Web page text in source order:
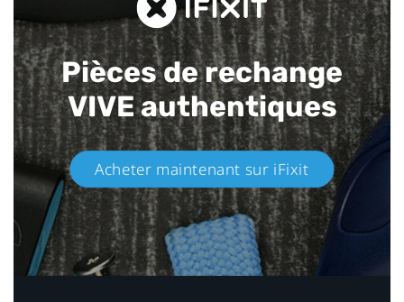
Pièces de rechange
VIVE authentiques​
Acheter maintenant sur iFixit​